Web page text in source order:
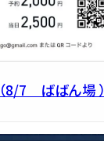
8/7 ばばん場 ）